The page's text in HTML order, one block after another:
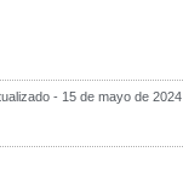
- 15 de mayo de 2024